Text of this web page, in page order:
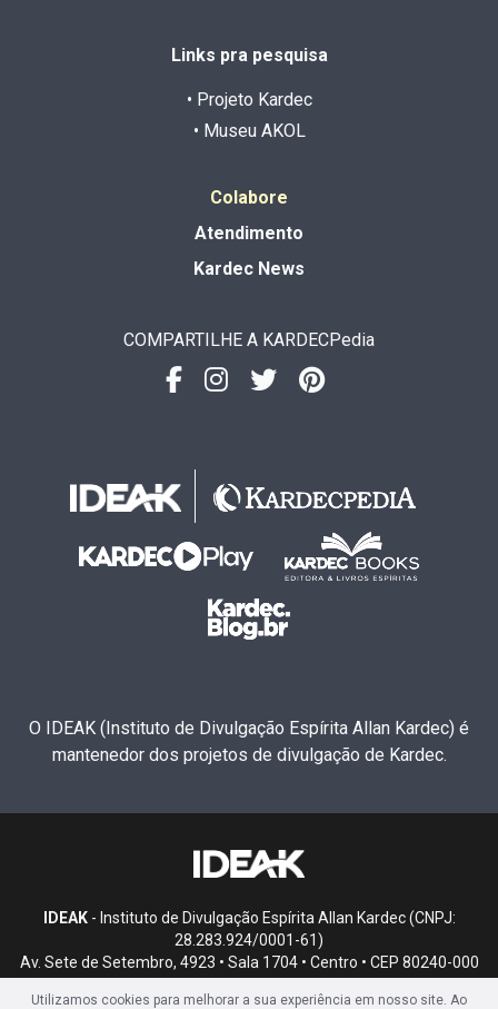
Links pra pesquisa
• Projeto Kardec
• Museu AKOL
Colabore
Atendimento
Kardec News
COMPARTILHE A KARDECPedia
O IDEAK (Instituto de Divulgação Espírita Allan Kardec) é
mantenedor dos projetos de divulgação de Kardec.
IDEAK- Instituto de Divulgação Espírita Allan Kardec (CNPJ:
28.283.924/0001-61)
Av. Sete de Setembro, 4923 • Sala 1704 • Centro • CEP 80240-000
Utilizamos cookies para melhorar a sua experiência em nosso site. Ao